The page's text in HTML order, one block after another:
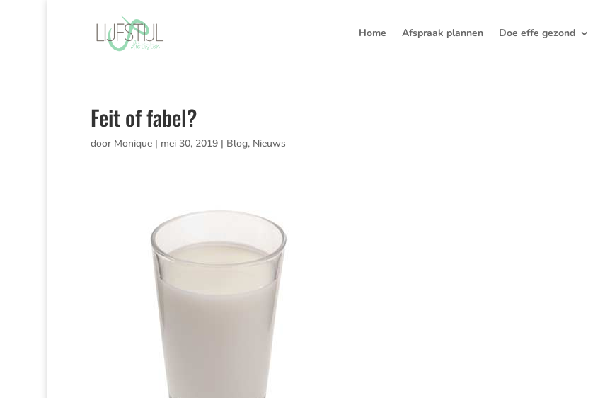
Home Afspraak plannen Doe effe gezond
Feit of fabel?
door Monique| mei 30, 2019| Blog, Nieuws